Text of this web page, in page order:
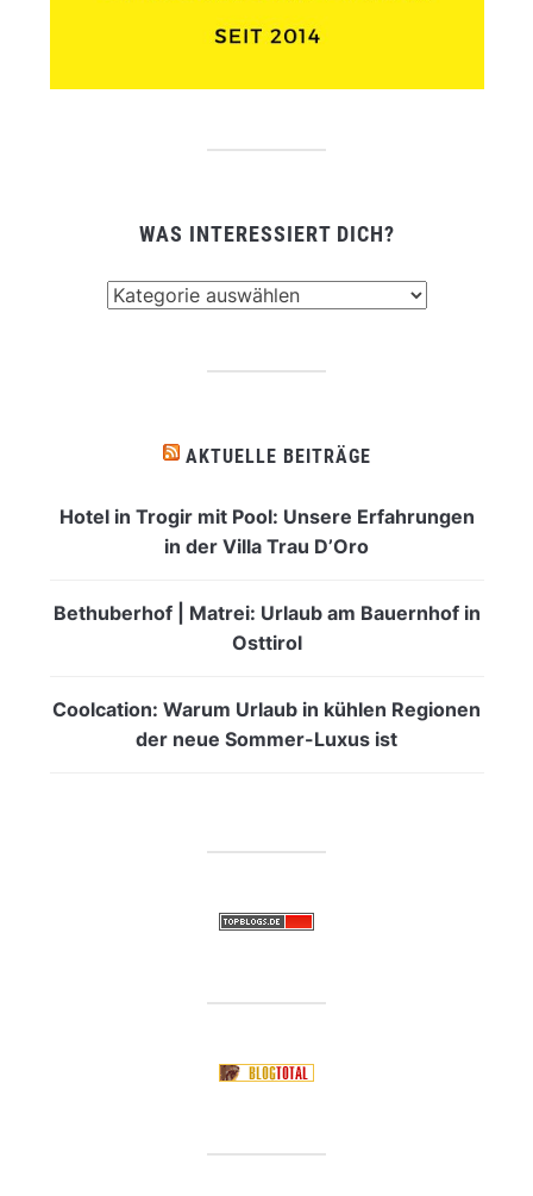
WAS INTERESSIERT DICH?
AKTUELLE BEITRÄGE
Hotel in Trogir mit Pool: Unsere Erfahrungen
in der Villa Trau D’Oro
Bethuberhof | Matrei: Urlaub am Bauernhof in
Osttirol
Coolcation: Warum Urlaub in kühlen Regionen
der neue Sommer-Luxus ist